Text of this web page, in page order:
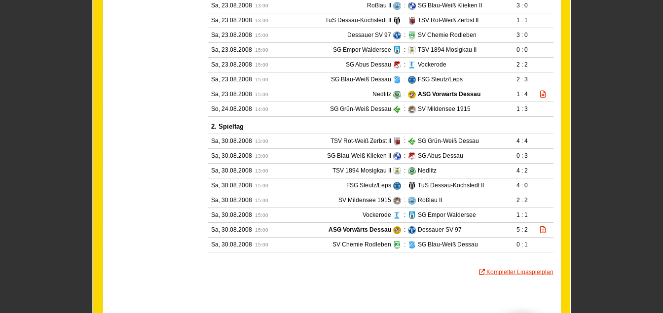
Sa, 23.08.2008 13:00 Roßlau II : SG Blau-Weiß Klieken II 3 : 0
Sa, 23.08.2008 13:00 TuS Dessau-Kochstedt II : TSV Rot-Weiß Zerbst II 1 : 1
Sa, 23.08.2008 15:00 Dessauer SV 97 : SV Chemie Rodleben 3 : 0
Sa, 23.08.2008 15:00 SG Empor Waldersee : TSV 1894 Mosigkau II 0 : 0
Sa, 23.08.2008 15:00 SG Abus Dessau : Vockerode 2 : 2
Sa, 23.08.2008 15:00 SG Blau-Weiß Dessau : FSG Steutz/Leps 2 : 3
Sa, 23.08.2008 15:00 Nedlitz : ASG Vorwärts Dessau 1 : 4
So, 24.08.2008 14:00 SG Grün-Weiß Dessau : SV Mildensee 1915 1 : 3
2. Spieltag
Sa, 30.08.2008 13:00 TSV Rot-Weiß Zerbst II : SG Grün-Weiß Dessau 4 : 4
Sa, 30.08.2008 13:00 SG Blau-Weiß Klieken II : SG Abus Dessau 0 : 3
Sa, 30.08.2008 13:00 TSV 1894 Mosigkau II : Nedlitz 4 : 2
Sa, 30.08.2008 15:00 FSG Steutz/Leps : TuS Dessau-Kochstedt II 4 : 0
Sa, 30.08.2008 15:00 SV Mildensee 1915 : Roßlau II 2 : 2
Sa, 30.08.2008 15:00 Vockerode : SG Empor Waldersee 1 : 1
Sa, 30.08.2008 15:00 ASG Vorwärts Dessau : Dessauer SV 97 5 : 2
Sa, 30.08.2008 15:00 SV Chemie Rodleben : SG Blau-Weiß Dessau 0 : 1
Kompletter Ligaspielplan